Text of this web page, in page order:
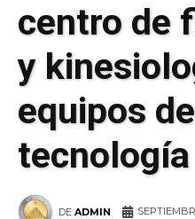
centro de
y
equipos
tecnología
DE ADMIN